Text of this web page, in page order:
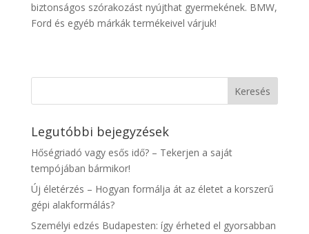
biztonságos szórakozást nyújthat gyermekének. BMW,
Ford és egyéb márkák termékeivel várjuk!
Legutóbbi bejegyzések
Hőségriadó vagy esős idő? – Tekerjen a saját
tempójában bármikor!
Új életérzés – Hogyan formálja át az életet a korszerű
gépi alakformálás?
Személyi edzés Budapesten: így érheted el gyorsabban